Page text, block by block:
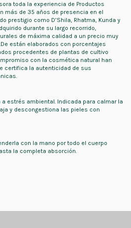
toda la experiencia de Productos
más de 35 años de presencia en el
prestigio como D’Shila, Rhatma, Kunda y
durante su largo recorrido,
de máxima calidad a un precio muy
están elaborados con porcentajes
procedentes de plantas de cultivo
con la cosmética natural han
certifica la autenticidad de sus
estrés ambiental. Indicada para calmar la
y descongestiona las pieles con
con la mano por todo el cuerpo
la completa absorción.